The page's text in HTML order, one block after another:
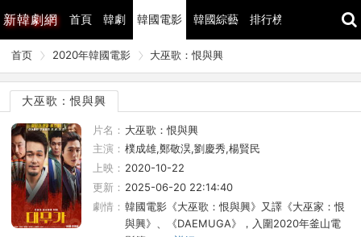
新韓劇網 首頁 韓劇 韓國電影 韓國綜藝 排行榜
首页 2020年韓國電影 大巫歌：恨與興
大巫歌：恨與興
片名： 大巫歌：恨與興
主演： 樸成雄,鄭敬淏,劉慶秀,楊賢民
上映： 2020-10-22
更新： 2025-06-20 22:14:40
劇情： 韓國電影《大巫歌：恨與興》又譯《大巫家：恨
與興》、《DAEMUGA》，入圍2020年釜山電